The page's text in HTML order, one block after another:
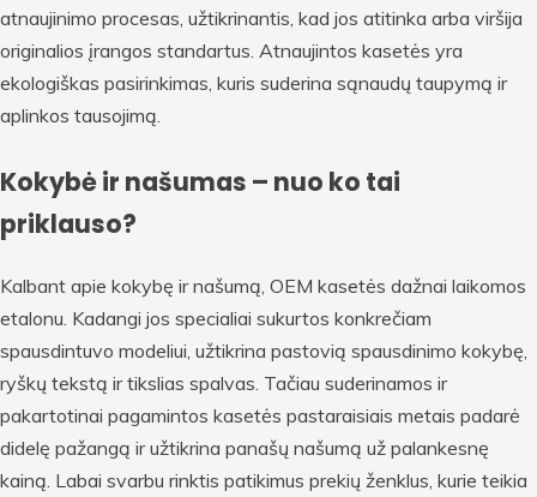
atnaujinimo procesas, užtikrinantis, kad jos atitinka arba viršija
originalios įrangos standartus. Atnaujintos kasetės yra
ekologiškas pasirinkimas, kuris suderina sąnaudų taupymą ir
aplinkos tausojimą.
Kokybė ir našumas – nuo ko tai
priklauso?
Kalbant apie kokybę ir našumą, OEM kasetės dažnai laikomos
etalonu. Kadangi jos specialiai sukurtos konkrečiam
spausdintuvo modeliui, užtikrina pastovią spausdinimo kokybę,
ryškų tekstą ir tikslias spalvas. Tačiau suderinamos ir
pakartotinai pagamintos kasetės pastaraisiais metais padarė
didelę pažangą ir užtikrina panašų našumą už palankesnę
kainą. Labai svarbu rinktis patikimus prekių ženklus, kurie teikia